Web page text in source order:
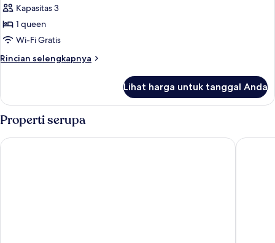
untuk
Suite
Junior,
pemandangan
lembah
Kapasitas 3
1 queen
Wi-Fi Gratis
Rincian selengkapnya
Rincian
Suite
pemandangan
Lihat harga untuk tanggal Anda
Properti serupa
Catalonia Ronda Hotel